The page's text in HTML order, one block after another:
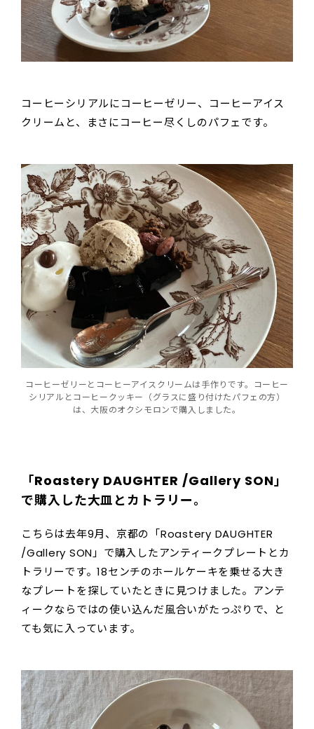
コーヒーシリアルにコーヒーゼリー、コーヒーアイス
クリームと、まさにコーヒー尽くしのパフェです。
コーヒーゼリーとコーヒーアイスクリームは手作りです。コーヒー
シリアルとコーヒークッキー（グラスに盛り付けたパフェの方）
は、大阪のオクシモロンで購入しました。
「Roastery DAUGHTER /Gallery SON」
で購入した大皿とカトラリー。
こちらは去年9月、京都の「Roastery DAUGHTER
/Gallery SON」で購入したアンティークプレートとカ
トラリーです。18センチのホールケーキを乗せる大き
なプレートを探していたときに見つけました。アンテ
ィークならではの使い込んだ風合いがたっぷりで、と
ても気に入っています。